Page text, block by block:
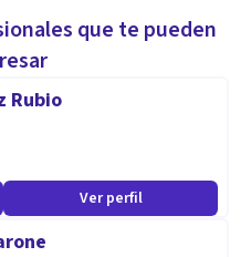
que te pueden
Rubio
Ver perfil